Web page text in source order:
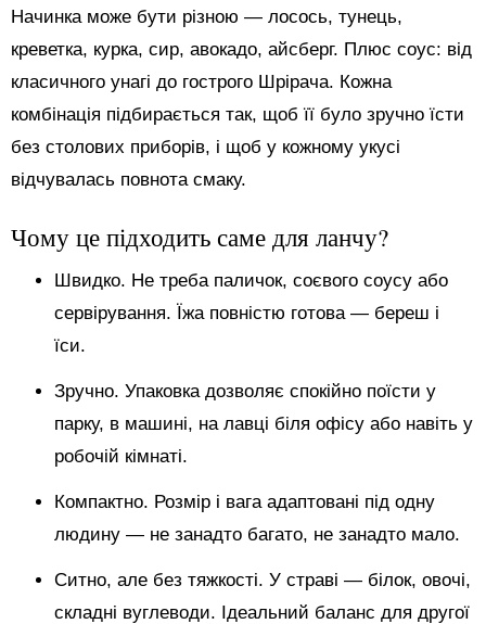
Начинка може бути різною — лосось, тунець,
креветка, курка, сир, авокадо, айсберг. Плюс соус: від
класичного унагі до гострого Шрірача. Кожна
комбінація підбирається так, щоб її було зручно їсти
без столових приборів, і щоб у кожному укусі
відчувалась повнота смаку.
Чому це підходить саме для ланчу?
Швидко. Не треба паличок, соєвого соусу або
сервірування. Їжа повністю готова — береш і
їси.
Зручно. Упаковка дозволяє спокійно поїсти у
парку, в машині, на лавці біля офісу або навіть у
робочій кімнаті.
Компактно. Розмір і вага адаптовані під одну
людину — не занадто багато, не занадто мало.
Ситно, але без тяжкості. У страві — білок, овочі,
складні вуглеводи. Ідеальний баланс для другої